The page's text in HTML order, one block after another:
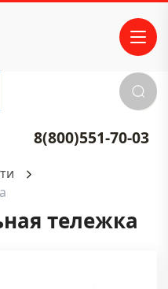
8(800)551-70-03
тележка